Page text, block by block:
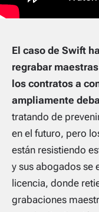
El caso de Swift
regrabar
los contratos a
ampliamente
tratando de
en el futuro, pero
están resistiendo
y sus abogados se
licencia, donde
grabaciones